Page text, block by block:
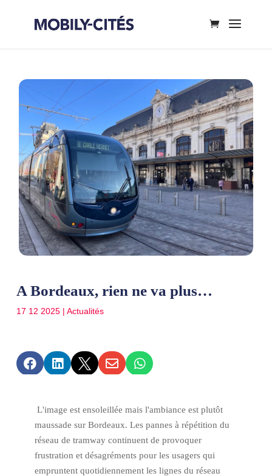
A Bordeaux, rien ne va plus…
17 12 2025| Actualités
    
L'image est ensoleillée mais l'ambiance est plutôt
maussade sur Bordeaux. Les pannes à répétition du
réseau de tramway continuent de provoquer
frustration et désagréments pour les usagers qui
empruntent quotidiennement les lignes du réseau